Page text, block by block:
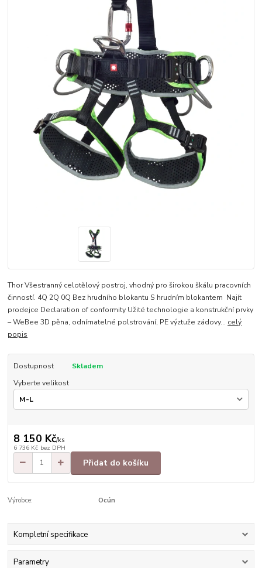
Thor Všestranný celotělový postroj, vhodný pro širokou škálu pracovních
činností. 4Q 2Q 0Q Bez hrudního blokantu S hrudním blokantem Najít
prodejce Declaration of conformity Užité technologie a konstrukční prvky
– WeBee 3D pěna, odnímatelné polstrování, PE výztuže zádovy... celý
popis
Dostupnost
Skladem
Vyberte velikost
8 150 Kč/ks
6 736 Kč bez DPH
Přidat do košíku
Výrobce: Ocún
Kompletní specifikace
Parametry